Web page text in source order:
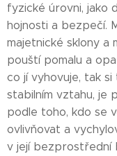
fyzické úrovni, jako
hojnosti a bezpečí.
majetnické sklony a
pouští pomalu a
co jí vyhovuje, tak
stabilním vztahu, je
podle toho, kdo se
ovlivňovat a
v její bezprostřední